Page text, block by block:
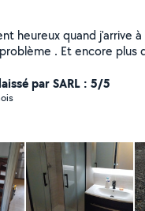
heureux quand j'arrive
. Et encore plus
confiance en moi
par SARL : 5/5